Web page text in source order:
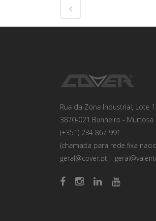
Rua da Zona Industrial, Lote
3870-021 Bunheiro - Murtosa
(+351) 234 867 991
(chamada para rede fixa
geral@cover.pt |